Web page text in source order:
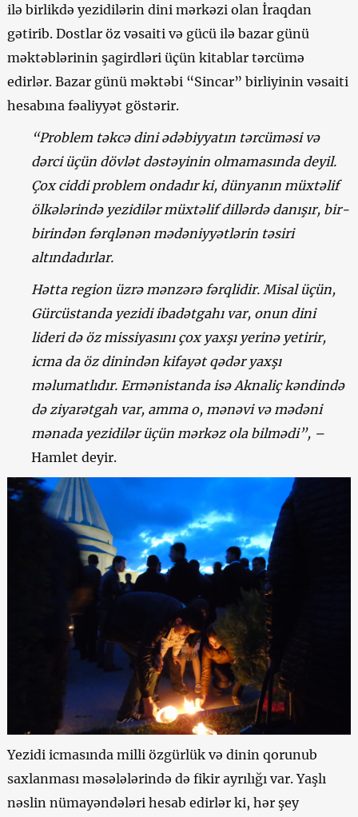
ilə birlikdə yezidilərin dini mərkəzi olan İraqdan
gətirib. Dostlar öz vəsaiti və gücü ilə bazar günü
məktəblərinin şagirdləri üçün kitablar tərcümə
edirlər. Bazar günü məktəbi “Sincar” birliyinin vəsaiti
hesabına fəaliyyət göstərir.
“Problem təkcə dini ədəbiyyatın tərcüməsi və
dərci üçün dövlət dəstəyinin olmamasında deyil.
Çox ciddi problem ondadır ki, dünyanın müxtəlif
ölkələrində yezidilər müxtəlif dillərdə danışır, bir-
birindən fərqlənən mədəniyyətlərin təsiri
altındadırlar.
Hətta region üzrə mənzərə fərqlidir. Misal üçün,
Gürcüstanda yezidi ibadətgahı var, onun dini
lideri də öz missiyasını çox yaxşı yerinə yetirir,
icma da öz dinindən kifayət qədər yaxşı
məlumatlıdır. Ermənistanda isə Aknaliç kəndində
də ziyarətgah var, amma o, mənəvi və mədəni
mənada yezidilər üçün mərkəz ola bilmədi”, –
Hamlet deyir.
Yezidi icmasında milli özgürlük və dinin qorunub
saxlanması məsələlərində də fikir ayrılığı var. Yaşlı
nəslin nümayəndələri hesab edirlər ki, hər şey